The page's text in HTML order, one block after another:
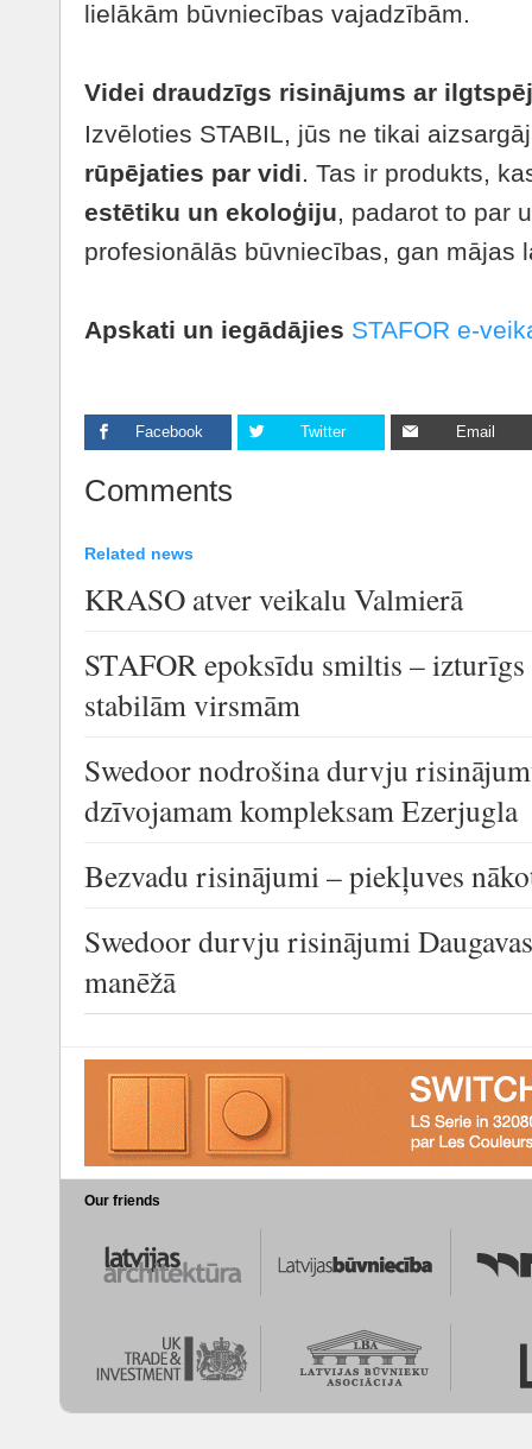
lielākām būvniecības vajadzībām.
Videi draudzīgs risinājums ar
Izvēloties STABIL, jūs ne tikai
rūpējaties par vidi. Tas ir produkts,
estētiku un ekoloģiju, padarot to par
profesionālās būvniecības, gan mājas
Apskati un iegādājies STAFOR e-
Facebook Twitter Email
Comments
Related news
KRASO atver veikalu Valmierā
STAFOR epoksīdu smiltis –
stabilām virsmām
Swedoor nodrošina durvju
dzīvojamam kompleksam Ezerjugla
Bezvadu risinājumi – piekļuves
Swedoor durvju risinājumi
manēžā
Our friends